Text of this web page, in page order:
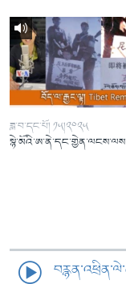
ཟླ་བ་དང་པོ། ༡༥།༢༠༢༥